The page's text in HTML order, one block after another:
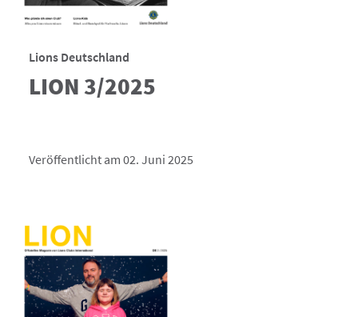
Lions Deutschland
LION 3/2025
Veröffentlicht am 02. Juni 2025